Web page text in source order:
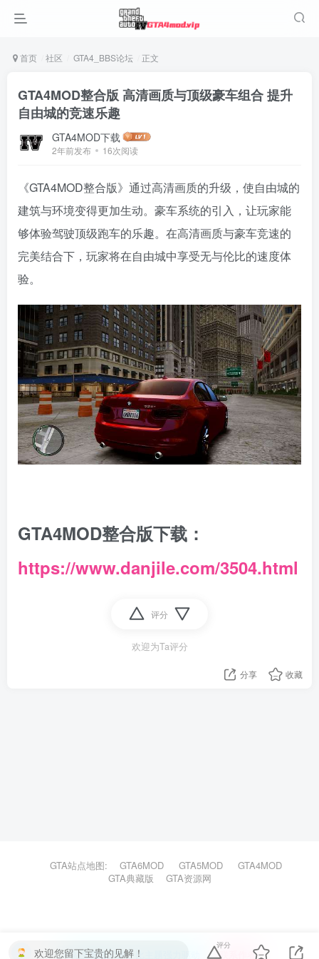
首页 社区 GTA4_BBS论坛 正文
GTA4MOD整合版 高清画质与顶级豪车组合 提升
自由城的竞速乐趣
GTA4MOD下载
2年前发布 16次阅读
《GTA4MOD整合版》通过高清画质的升级，使自由城的
建筑与环境变得更加生动。豪车系统的引入，让玩家能
够体验驾驶顶级跑车的乐趣。在高清画质与豪车竞速的
完美结合下，玩家将在自由城中享受无与伦比的速度体
验。
GTA4MOD整合版下载：
https://www.danjile.com/3504.html
评分
欢迎为Ta评分
分享 收藏
GTA站点地图: GTA6MOD GTA5MOD
GTA4MOD
GTA典藏版
GTA资源网
欢迎您留下宝贵的见解！
评分
本站主题由Zibll子比主题强力驱动 联系作者